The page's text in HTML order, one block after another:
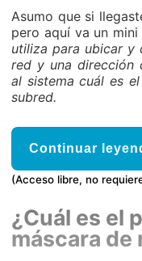
Asumo que si
pero aquí va un
utiliza para ubicar y
red y una dirección
al sistema cuál es
subred.
Continuar
(Acceso libre, no
¿Cuál es el
máscara de